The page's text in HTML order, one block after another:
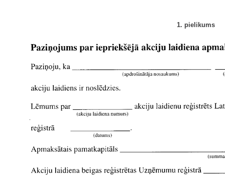
1. pielikums